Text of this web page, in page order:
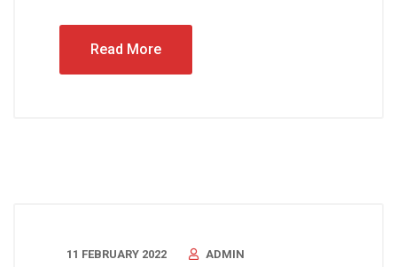
Read More
11 FEBRUARY 2022
ADMIN